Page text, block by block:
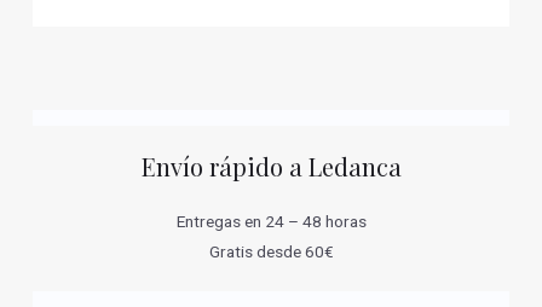
Envío rápido a Ledanca
Entregas en 24 – 48 horas
Gratis desde 60€